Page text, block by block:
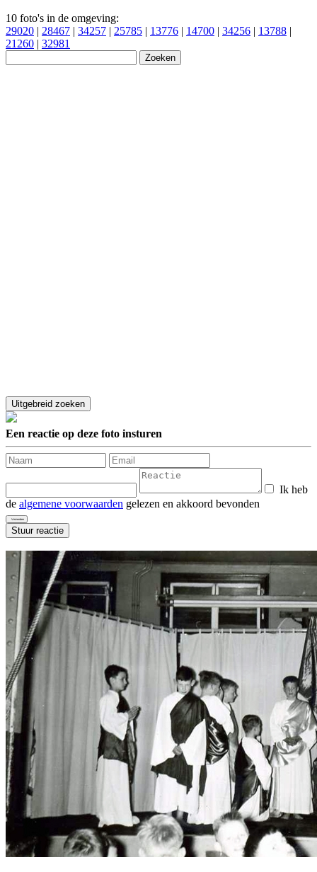
10 foto's in de omgeving:
29020 | 28467 | 34257 | 25785 | 13776 | 14700 | 34256 | 13788 |
21260 | 32981
Een reactie op deze foto insturen
Ik heb
de algemene voorwaarden gelezen en akkoord bevonden